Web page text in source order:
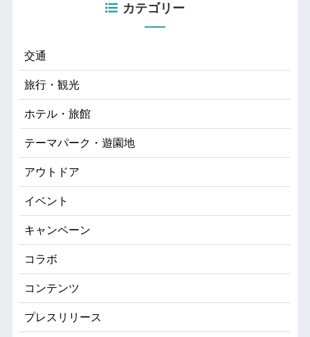
カテゴリー
交通
旅行・観光
ホテル・旅館
テーマパーク・遊園地
アウトドア
イベント
キャンペーン
コラボ
コンテンツ
プレスリリース